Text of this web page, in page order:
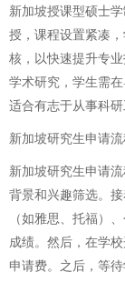
新加坡授课型硕士
授，课程设置紧凑
核，以快速提升专
学术研究，学生需
适合有志于从事科
新加坡研究生申请流
新加坡研究生申请
背景和兴趣筛选。
（如雅思、托福）
成绩。然后，在学
申请费。之后，等